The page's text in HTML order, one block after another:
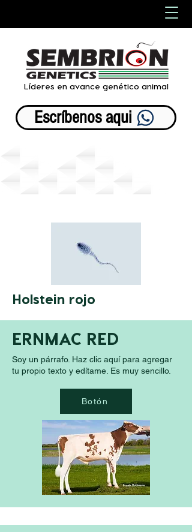
Líderes en avance genético animal
Escríbenos aqui
Holstein rojo
ERNMAC RED
Soy un párrafo. Haz clic aquí para agregar
tu propio texto y edítame. Es muy sencillo.
Botón